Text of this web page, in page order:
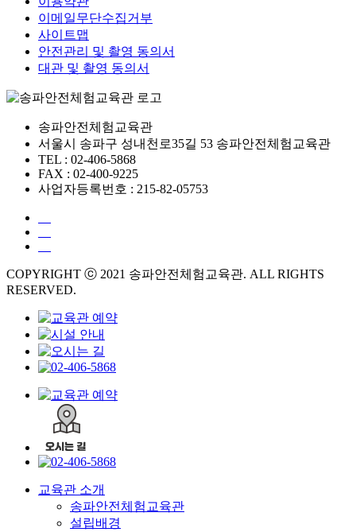
이메일무단수집거부
사이트맵
안전관리 및 촬영 동의서
대관 및 촬영 동의서
송파안전체험교육관
서울시 송파구 성내천로35길 53 송파안전체험교육관
TEL : 02-406-5868
FAX : 02-400-9225
사업자등록번호 : 215-82-05753
COPYRIGHT ⓒ 2021 송파안전체험교육관. ALL RIGHTS
RESERVED.
교육관 소개
송파안전체험교육관
설립배경